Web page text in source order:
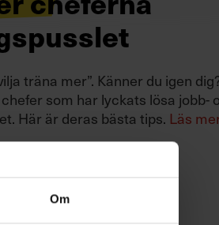
Om
träna mer”. Känner du igen
som har lyckats lösa jobb-
Här är deras bästa tips. Läs